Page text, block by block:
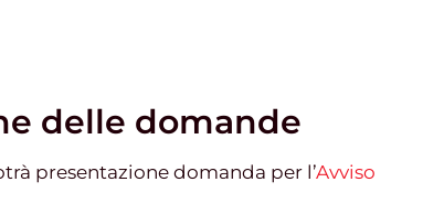
delle domande
presentazione domanda per l’Avviso